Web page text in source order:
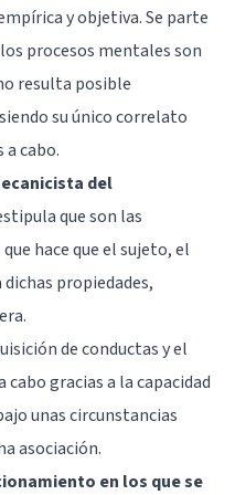
y objetiva. Se parte
procesos mentales son
resulta posible
su único correlato
cabo.
del
que son las
hace que el sujeto, el
propiedades,
de conductas y el
gracias a la capacidad
unas circunstancias
asociación.
en los que se